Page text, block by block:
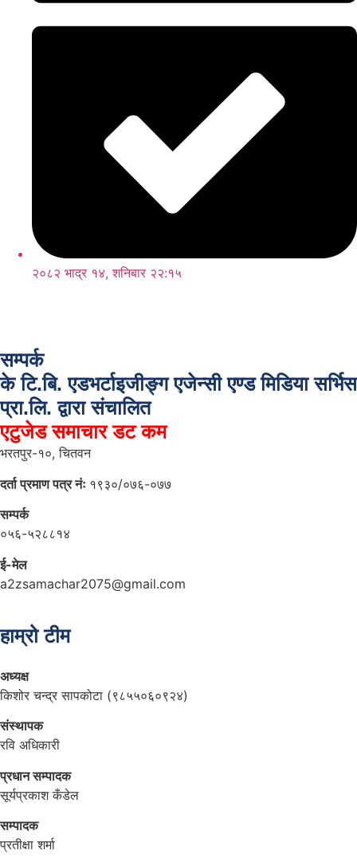
२०८२ भाद्र १४, शनिबार २२:१५
सम्पर्क
के टि.बि. एडभर्टाइजीङ्ग एजेन्सी एण्ड मिडिया सर्भिस
प्रा.लि. द्वारा संचालित
एटुजेड समाचार डट कम
भरतपुर-१०, चितवन
दर्ता प्रमाण पत्र नंः १९३०/०७६-०७७
सम्पर्क
०५६-५२८८१४
ई-मेल
a2zsamachar2075@gmail.com
हाम्रो टीम
अध्यक्ष
किशोर चन्द्र सापकोटा (९८५५०६०९२४)
संस्थापक
रवि अधिकारी
प्रधान सम्पादक
सूर्यप्रकाश कँडेल
सम्पादक
प्रतीक्षा शर्मा